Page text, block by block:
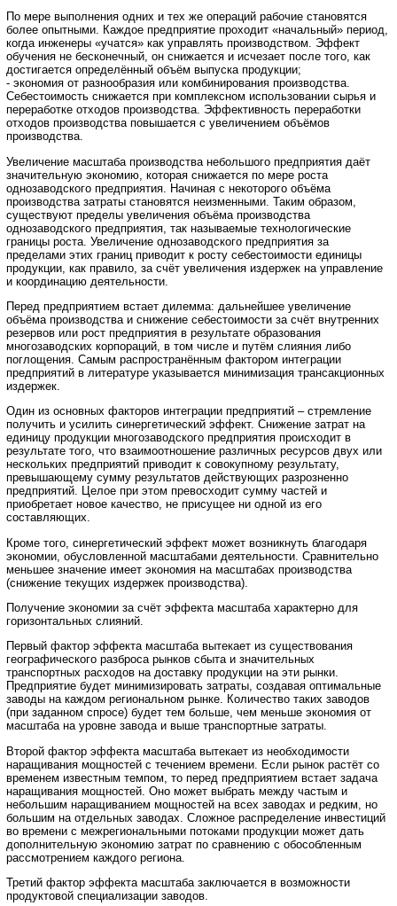
По мере выполнения одних и тех же операций рабочие становятся
более опытными. Каждое предприятие проходит «начальный» период,
когда инженеры «учатся» как управлять производством. Эффект
обучения не бесконечный, он снижается и исчезает после того, как
достигается определённый объём выпуска продукции;
- экономия от разнообразия или комбинирования производства.
Себестоимость снижается при комплексном использовании сырья и
переработке отходов производства. Эффективность переработки
отходов производства повышается с увеличением объёмов
производства.
Увеличение масштаба производства небольшого предприятия даёт
значительную экономию, которая снижается по мере роста
однозаводского предприятия. Начиная с некоторого объёма
производства затраты становятся неизменными. Таким образом,
существуют пределы увеличения объёма производства
однозаводского предприятия, так называемые технологические
границы роста. Увеличение однозаводского предприятия за
пределами этих границ приводит к росту себестоимости единицы
продукции, как правило, за счёт увеличения издержек на управление
и координацию деятельности.
Перед предприятием встает дилемма: дальнейшее увеличение
объёма производства и снижение себестоимости за счёт внутренних
резервов или рост предприятия в результате образования
многозаводских корпораций, в том числе и путём слияния либо
поглощения. Самым распространённым фактором интеграции
предприятий в литературе указывается минимизация трансакционных
издержек.
Один из основных факторов интеграции предприятий – стремление
получить и усилить синергетический эффект. Снижение затрат на
единицу продукции многозаводского предприятия происходит в
результате того, что взаимоотношение различных ресурсов двух или
нескольких предприятий приводит к совокупному результату,
превышающему сумму результатов действующих разрозненно
предприятий. Целое при этом превосходит сумму частей и
приобретает новое качество, не присущее ни одной из его
составляющих.
Кроме того, синергетический эффект может возникнуть благодаря
экономии, обусловленной масштабами деятельности. Сравнительно
меньшее значение имеет экономия на масштабах производства
(снижение текущих издержек производства).
Получение экономии за счёт эффекта масштаба характерно для
горизонтальных слияний.
Первый фактор эффекта масштаба вытекает из существования
географического разброса рынков сбыта и значительных
транспортных расходов на доставку продукции на эти рынки.
Предприятие будет минимизировать затраты, создавая оптимальные
заводы на каждом региональном рынке. Количество таких заводов
(при заданном спросе) будет тем больше, чем меньше экономия от
масштаба на уровне завода и выше транспортные затраты.
Второй фактор эффекта масштаба вытекает из необходимости
наращивания мощностей с течением времени. Если рынок растёт со
временем известным темпом, то перед предприятием встает задача
наращивания мощностей. Оно может выбрать между частым и
небольшим наращиванием мощностей на всех заводах и редким, но
большим на отдельных заводах. Сложное распределение инвестиций
во времени с межрегиональными потоками продукции может дать
дополнительную экономию затрат по сравнению с обособленным
рассмотрением каждого региона.
Третий фактор эффекта масштаба заключается в возможности
продуктовой специализации заводов.